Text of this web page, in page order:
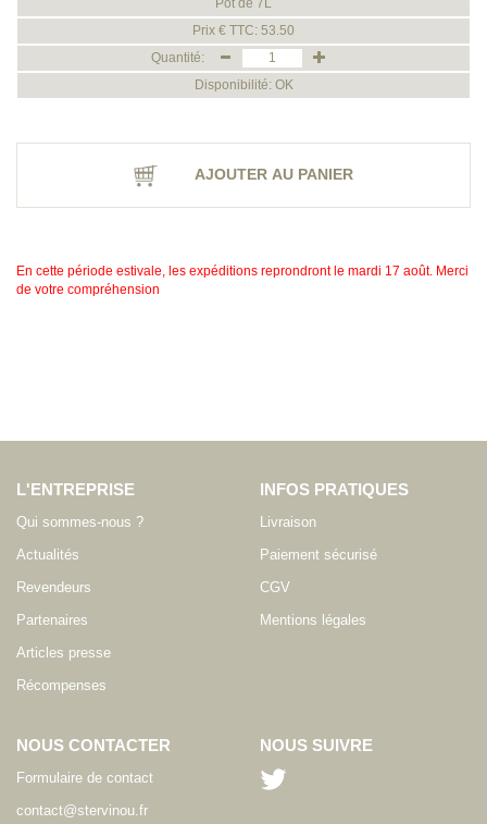
Pot de 7L
Prix € TTC: 53.50
Quantité:
Disponibilité: OK
AJOUTER AU PANIER
En cette période estivale, les expéditions reprondront le mardi 17 août. Merci
de votre compréhension
L'ENTREPRISE
Qui sommes-nous ?
Actualités
Revendeurs
Partenaires
Articles presse
Récompenses
INFOS PRATIQUES
Livraison
Paiement sécurisé
CGV
Mentions légales
NOUS CONTACTER
Formulaire de contact
contact@stervinou.fr
NOUS SUIVRE